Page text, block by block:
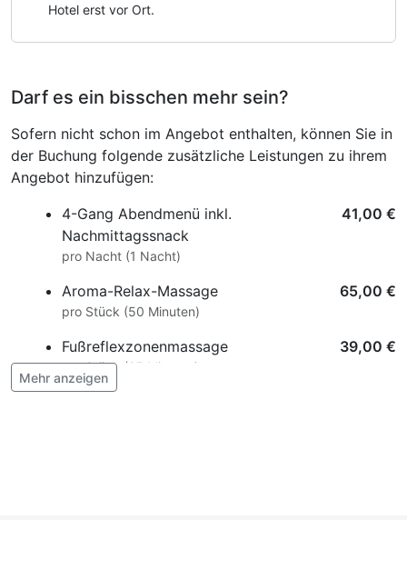
Hotel erst vor Ort.
Darf es ein bisschen mehr sein?
Sofern nicht schon im Angebot enthalten, können Sie in
der Buchung folgende zusätzliche Leistungen zu ihrem
Angebot hinzufügen:
4-Gang Abendmenü inkl.
Nachmittagssnack
41,00 €
pro Nacht (1 Nacht)
Aroma-Relax-Massage 65,00 €
pro Stück (50 Minuten)
Fußreflexzonenmassage 39,00 €
pro Stück (25 Minuten)
Mehr anzeigen